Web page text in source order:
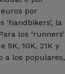
por
la
los ‘runners’
5K, 10K, 21K y
a los populares,